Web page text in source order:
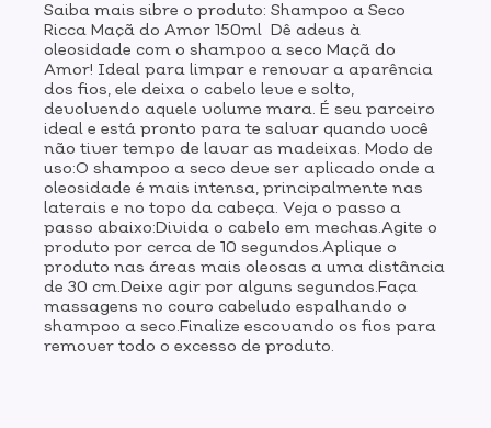
Saiba mais sibre o produto: Shampoo a Seco
Ricca Maçã do Amor 150ml Dê adeus à
oleosidade com o shampoo a seco Maçã do
Amor! Ideal para limpar e renovar a aparência
dos fios, ele deixa o cabelo leve e solto,
devolvendo aquele volume mara. É seu parceiro
ideal e está pronto para te salvar quando você
não tiver tempo de lavar as madeixas. Modo de
uso:O shampoo a seco deve ser aplicado onde a
oleosidade é mais intensa, principalmente nas
laterais e no topo da cabeça. Veja o passo a
passo abaixo:Divida o cabelo em mechas.Agite o
produto por cerca de 10 segundos.Aplique o
produto nas áreas mais oleosas a uma distância
de 30 cm.Deixe agir por alguns segundos.Faça
massagens no couro cabeludo espalhando o
shampoo a seco.Finalize escovando os fios para
remover todo o excesso de produto.